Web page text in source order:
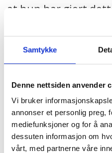
Samtykke
Denne nettsiden anvender
Vi bruker
annonser et personlig preg,
mediefunksjoner og for å
dessuten informasjon om
vårt, med partnerne våre
begrunnet i
pasienten,
hjelp eller har
lov eller forskrift.
at hun har gjort
ikke har brutt
både før og etter
svært god jobb,
Høyesterett legger
enkeltelementer i
Rønning-Aaby
vil få betydning for